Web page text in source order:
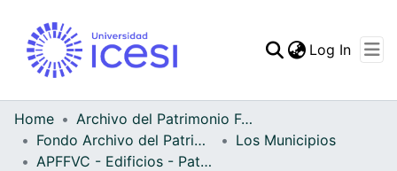
Statistics
Log In
Home
Archivo del Patrimonio Fotográfico y Fílmico del Valle del Cauca
Fondo Archivo del Patrimonio Fotográfico y Fílmico del Valle del Cauca
Los Municipios
APFFVC - Edificios - Patrimonial